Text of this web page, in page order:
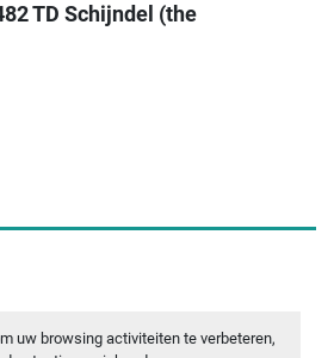
uw browsing activiteiten te verbeteren,
TD Schijndel (the
- WHATSAPP